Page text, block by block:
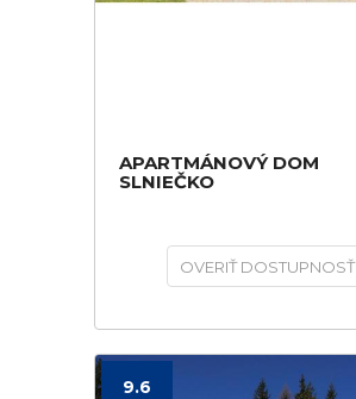
APARTMÁNOVÝ DOM
SLNIEČKO
OVERIŤ DOSTUPNOSŤ
9.6